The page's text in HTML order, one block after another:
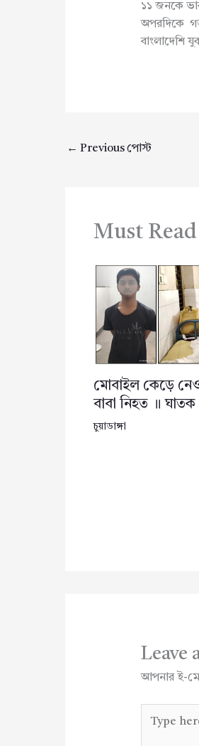
১১ জনকে
অপরদিকে
বাংলাদেশি
← Previous পোস্ট
Must Read
মোবাইল কেড়ে
বাবা নিহত ॥
চুয়াডাঙ্গা
Leave
আপনার ই-
here..